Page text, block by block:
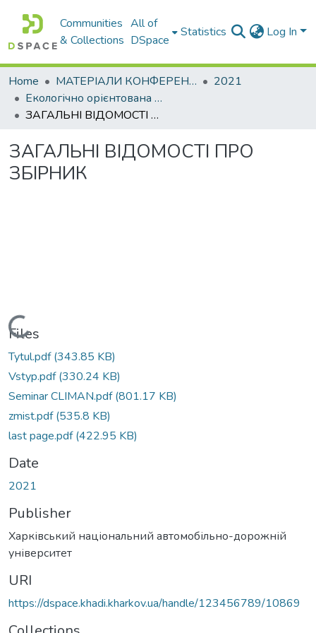
Communities
& Collections
All of
DSpace
Statistics Log In
Home МАТЕРІАЛИ КОНФЕРЕНЦІЙ
2021
Екологічно орієнтована вища освіта. Методологія та практика – 2021
ЗАГАЛЬНІ ВІДОМОСТІ ПРО ЗБІРНИК
ЗАГАЛЬНІ ВІДОМОСТІ ПРО
ЗБІРНИК
Loading...
Files
Tytul.pdf(343.85 KB)
Vstyp.pdf(330.24 KB)
Seminar CLIMAN.pdf(801.17 KB)
zmist.pdf(535.8 KB)
last page.pdf(422.95 KB)
Date
2021
Publisher
Харківський національний автомобільно-дорожній
університет
URI
https://dspace.khadi.kharkov.ua/handle/123456789/10869